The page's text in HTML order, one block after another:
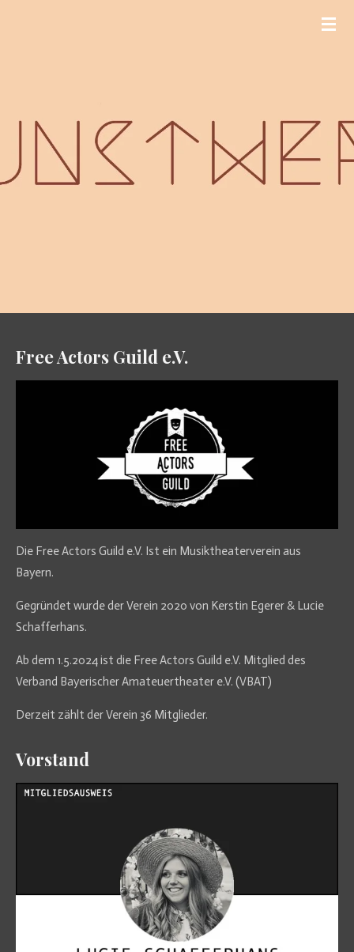
Free Actors Guild e.V.
Die Free Actors Guild e.V. Ist ein Musiktheaterverein aus
Bayern.
Gegründet wurde der Verein 2020 von Kerstin Egerer & Lucie
Schafferhans.
Ab dem 1.5.2024 ist die Free Actors Guild e.V. Mitglied des
Verband Bayerischer Amateuertheater e.V. (VBAT)
Derzeit zählt der Verein 36 Mitglieder.
Vorstand